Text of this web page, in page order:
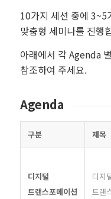
10가지 세션 중에 3~5
맞춤형 세미나를 진행
아래에서 각 Agenda
참조하여 주세요.
Agenda
구분 제목
디지털
트랜스포메이션
디지
트랜